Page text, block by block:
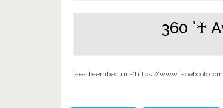
360 °♰
[ae-fb-embed url='https://